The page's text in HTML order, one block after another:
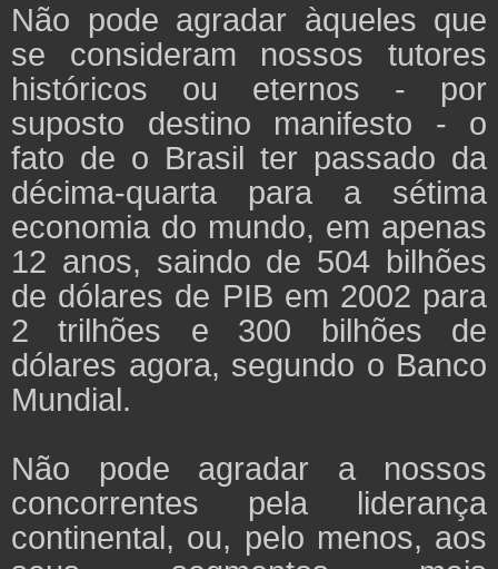
Não pode agradar àqueles que
se consideram nossos tutores
históricos ou eternos - por
suposto destino manifesto - o
fato de o Brasil ter passado da
décima-quarta para a sétima
economia do mundo, em apenas
12 anos, saindo de 504 bilhões
de dólares de PIB em 2002 para
2 trilhões e 300 bilhões de
dólares agora, segundo o Banco
Mundial.
Não pode agradar a nossos
concorrentes pela liderança
continental, ou, pelo menos, aos